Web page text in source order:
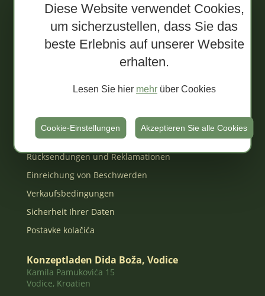
Diese Website verwendet Cookies,
um sicherzustellen, dass Sie das
beste Erlebnis auf unserer Website
erhalten.
Lesen Sie hier mehrüber Cookies
Cookie-Einstellungen Akzeptieren Sie alle Cookies
Gemischte Pakete
Poklon paketi
Za djecu
und Rechte der Benutzer von Dida Boža
Zahlungsarten
Lieferung
Rücksendungen und Reklamationen
Einreichung von Beschwerden
Verkaufsbedingungen
Sicherheit Ihrer Daten
Postavke kolačića
Konzeptladen Dida Boža, Vodice
Kamila Pamukovića 15
Vodice, Kroatien